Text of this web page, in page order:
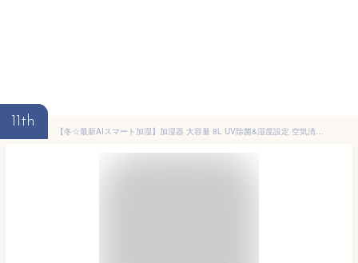
11th
【冬☆最新AIスマート加湿】加湿器 大容量 8L UV除菌&湿度設定 空気清浄機 床置き?卓上 超音波 加湿器 次亜塩素酸水対応 おしゃれ 加湿